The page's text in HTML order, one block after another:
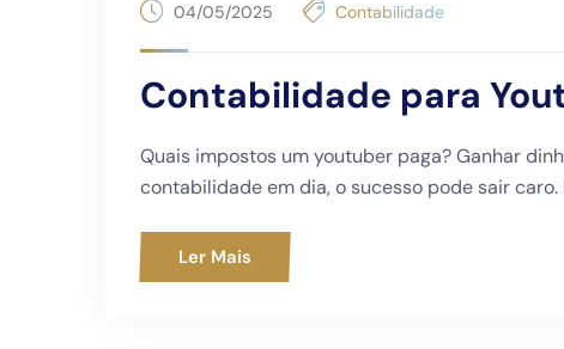
04/05/2025 Contabilidade
Contabilidade para
Quais impostos um youtuber paga? Ganhar
contabilidade em dia, o sucesso pode sair
Ler Mais